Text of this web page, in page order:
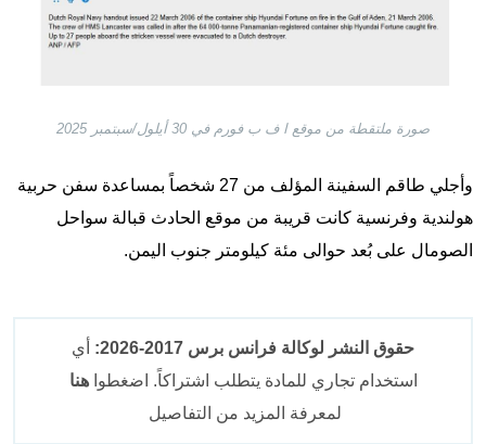
صورة ملتقطة من موقع ا ف ب فورم في 30 أيلول/سبتمبر 2025
وأجلي طاقم السفينة المؤلف من 27 شخصاً بمساعدة سفن حربية
هولندية وفرنسية كانت قريبة من موقع الحادث قبالة سواحل
الصومال على بُعد حوالى مئة كيلومتر جنوب اليمن.
حقوق النشر لوكالة فرانس برس 2017-2026:
أي
استخدام تجاري للمادة يتطلب اشتراكاً. اضغطواهنا
لمعرفة المزيد من التفاصيل